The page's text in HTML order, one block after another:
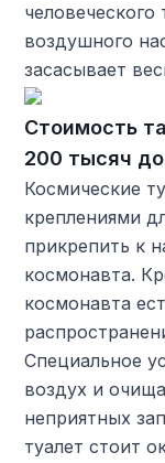
воздушного
засасывает
Стоимость
200 тысяч
Космические
креплениями
прикрепить к
космонавта.
космонавта
Специальное
воздух и
неприятных
туалет стоит